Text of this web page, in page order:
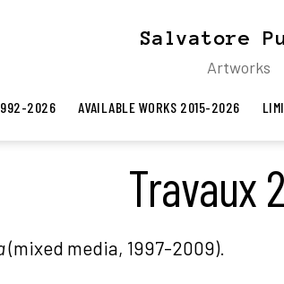
Salvatore
Artworks
2026 AVAILABLE WORKS 2015-2026
Travaux
(mixed media, 1997-2009).